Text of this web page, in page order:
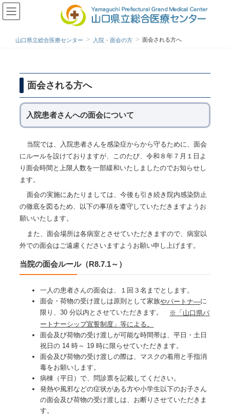
山口県立総合医療センター 入院・面会の方 面会される方へ
面会される方へ
入院患者さんへの面会について
当院では、入院患者さんを感染症からから守るために、面会
にルールを設けておりますが、このたび、令和８年７月１日よ
り面会時間と上限人数を一部緩和いたしましたのでお知らせし
ます。
面会の実施にあたりましては、今後も引き続き院内感染防止
の徹底を図るため、以下の事項を遵守していただきますようお
願いいたします。
また、面会場所は各病室とさせていただきますので、病室以
外での面会はご遠慮くださいますようお願い申し上げます。
当院の面会ルール（R8.7.1～）
一人の患者さんの面会は、１回３名までとします。
面会・荷物の受け渡しは原則として家族やパートナ―に
限り、30 分以内とさせていただきます。
※「山口県パ
ートナーシップ宣誓制度」等による。
面会及び荷物の受け渡しが可能な時間帯は、平日・土日
祝日の 14 時～ 19 時に限らせていただきます。
面会及び荷物の受け渡しの際は、マスクの着用と手指消
毒をお願いします。
病棟（平日）で、問診票を記載してください。
発熱や風邪などの症状がある方や小学生以下のお子さん
の面会及び荷物の受け渡しは、お断りさせていただきま
す。